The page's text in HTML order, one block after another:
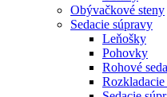
Obývačkové steny
Sedacie súpravy
Leňošky
Pohovky
Rohové